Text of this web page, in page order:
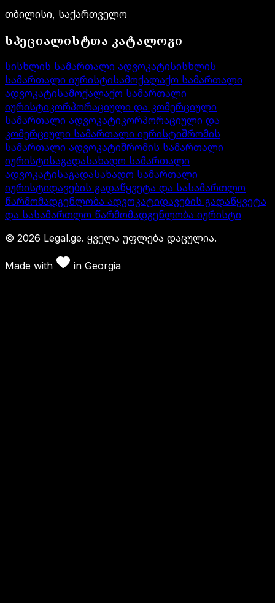
თბილისი, საქართველო
სპეციალისტთა კატალოგი
სისხლის სამართალი ადვოკატისისხლის
სამართალი იურისტისამოქალაქო სამართალი
ადვოკატისამოქალაქო სამართალი
იურისტიკორპორაციული და კომერციული
სამართალი ადვოკატიკორპორაციული და
კომერციული სამართალი იურისტიშრომის
სამართალი ადვოკატიშრომის სამართალი
იურისტისაგადასახადო სამართალი
ადვოკატისაგადასახადო სამართალი
იურისტიდავების გადაწყვეტა და სასამართლო
წარმომადგენლობა ადვოკატიდავების გადაწყვეტა
და სასამართლო წარმომადგენლობა იურისტი
© 2026 Legal.ge. ყველა უფლება დაცულია.
Made with in Georgia